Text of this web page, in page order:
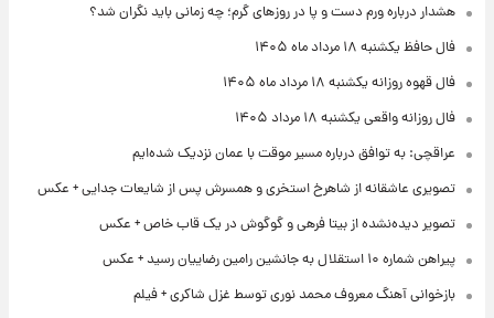
هشدار درباره ورم دست و پا در روزهای گرم؛ چه زمانی باید نگران شد؟
فال حافظ یکشنبه ۱۸ مرداد ماه ۱۴۰۵
فال قهوه روزانه یکشنبه ۱۸ مرداد ماه ۱۴۰۵
فال روزانه واقعی یکشنبه ۱۸ مرداد ۱۴۰۵
عراقچی: به توافق درباره مسیر موقت با عمان نزدیک شده‌ایم
تصویری عاشقانه از شاهرخ استخری و همسرش پس از شایعات جدایی + عکس
تصویر دیده‌نشده از بیتا فرهی و گوگوش در یک قاب خاص + عکس
پیراهن شماره ۱۰ استقلال به جانشین رامین رضاییان رسید + عکس
بازخوانی آهنگ معروف محمد نوری توسط غزل شاکری + فیلم